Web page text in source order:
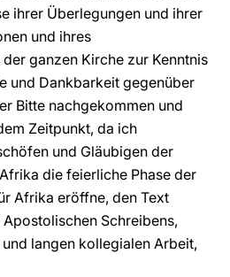
ihrer Überlegungen und ihrer
und ihres
ganzen Kirche zur Kenntnis
und Dankbarkeit gegenüber
Bitte nachgekommen und
Zeitpunkt, da ich
und Gläubigen der
die feierliche Phase der
Afrika eröffne, den Text
Schreibens,
langen kollegialen Arbeit,